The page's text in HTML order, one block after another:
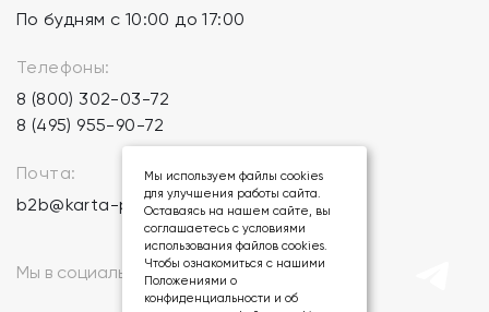
По будням с 10:00 до 17:00
Телефоны:
8 (800) 302-03-72
8 (495) 955-90-72
Почта:
b2b@karta-podarkov.ru
Мы в социальных сетях:
Мы используем файлы cookies
для улучшения работы сайта.
Оставаясь на нашем сайте, вы
соглашаетесь с условиями
использования файлов cookies.
Чтобы ознакомиться с нашими
Положениями о
конфиденциальности и об